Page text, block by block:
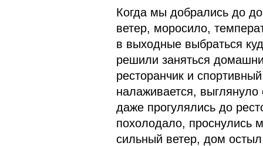
Когда мы добрались до
ветер, моросило,
в выходные выбраться
решили заняться
ресторанчик и
налаживается,
даже прогулялись до
похолодало, проснулись
сильный ветер, дом